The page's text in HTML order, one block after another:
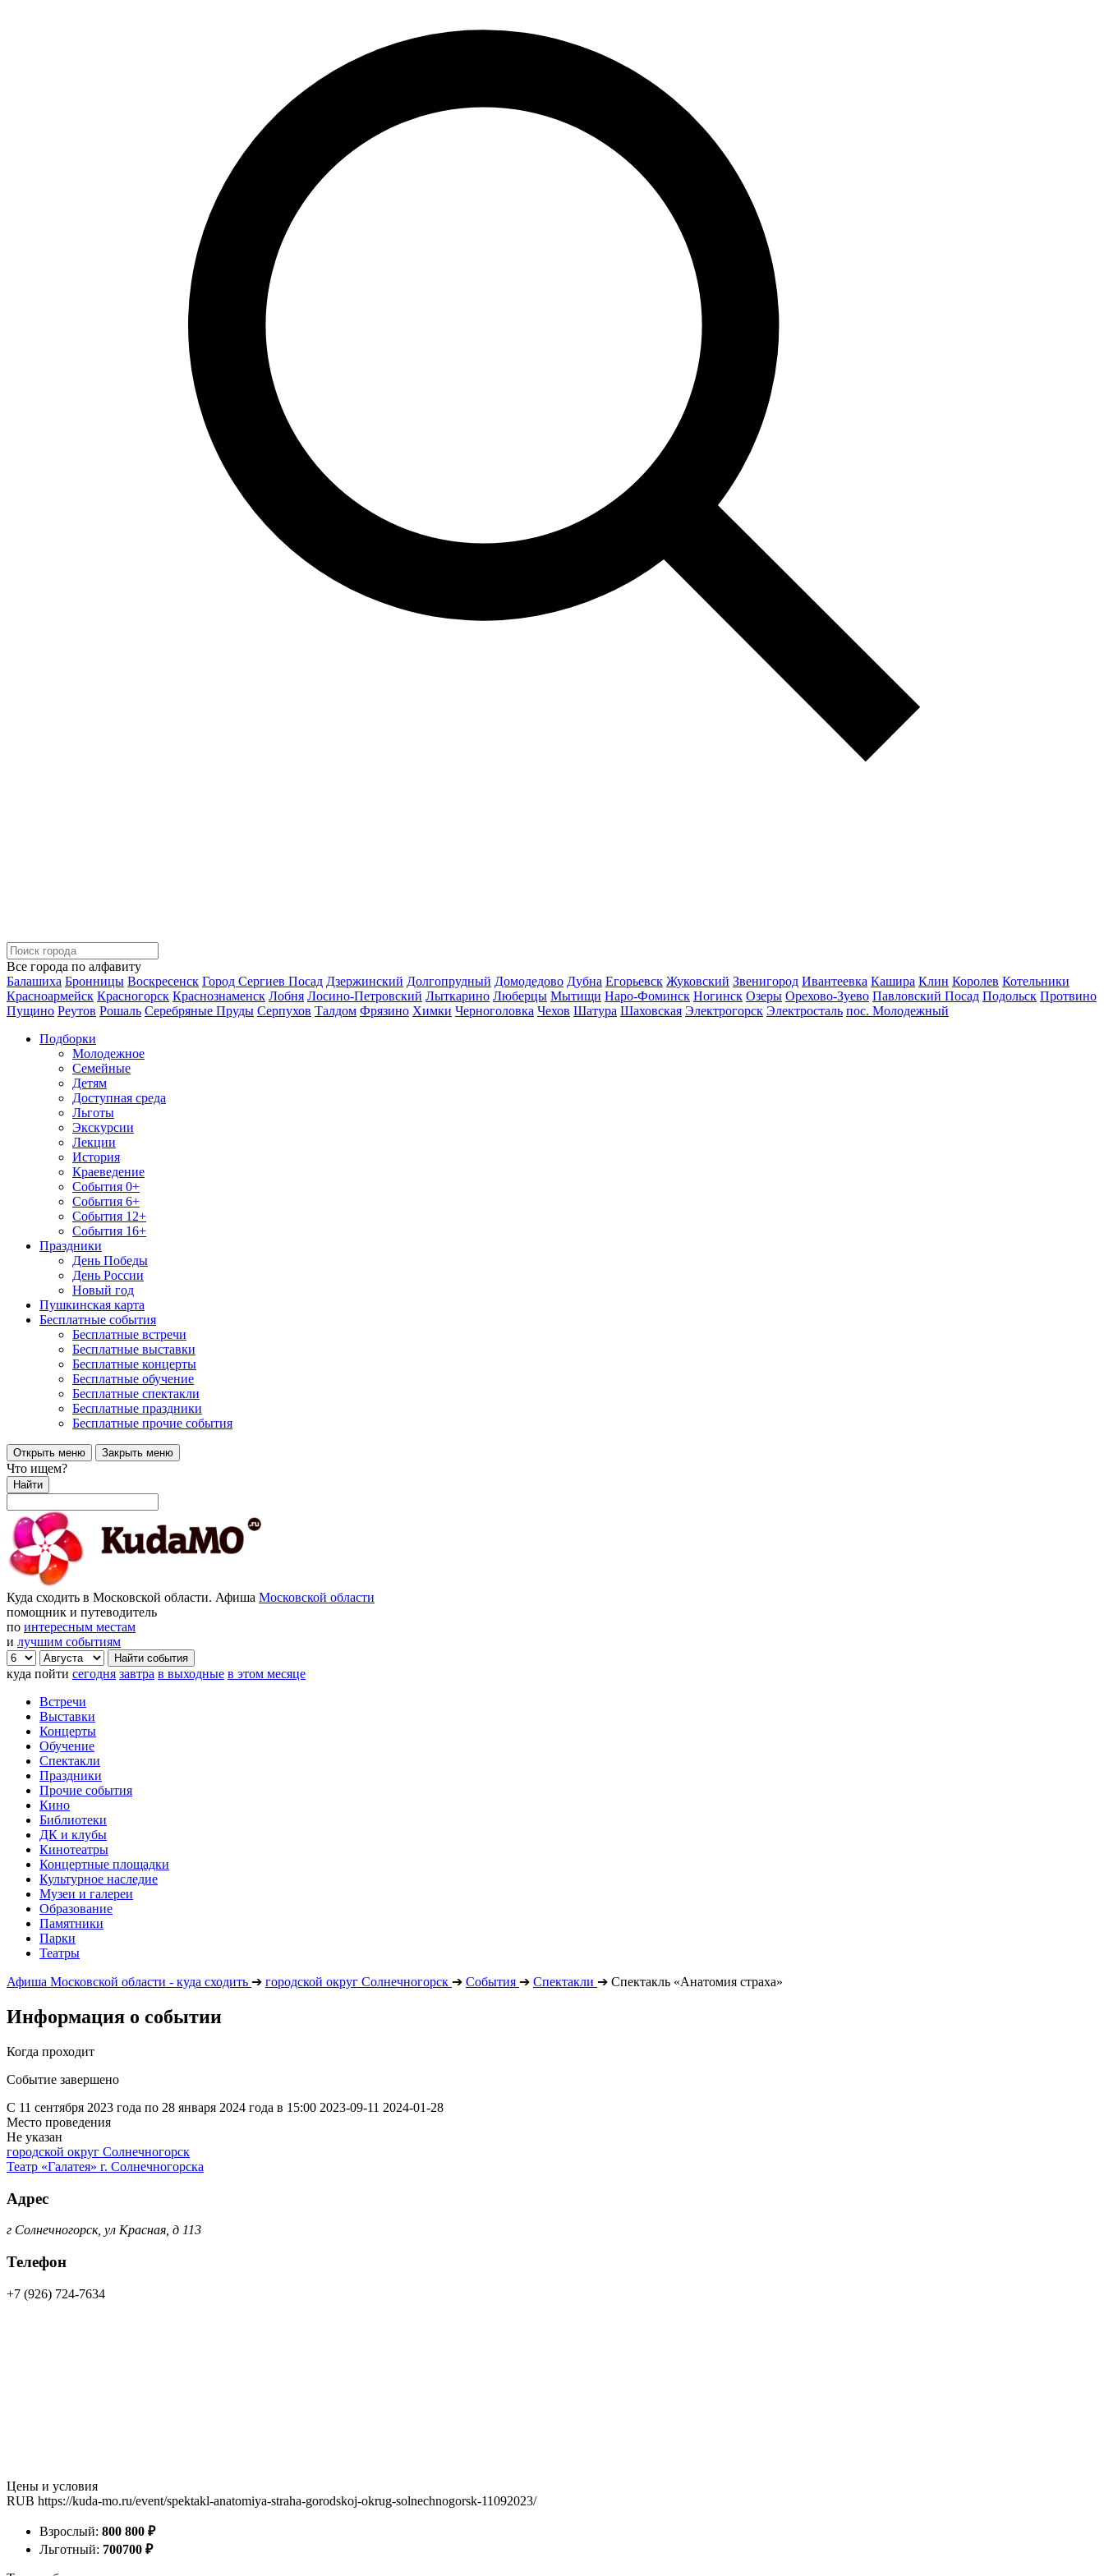
Все города по алфавиту
Балашиха Бронницы Воскресенск Город Сергиев Посад Дзержинский Долгопрудный Домодедово Дубна Егорьевск Жуковский Звенигород Ивантеевка Кашира Клин Королев Котельники
Красноармейск Красногорск Краснознаменск Лобня Лосино-Петровский Лыткарино Люберцы Мытищи Наро-Фоминск Ногинск Озеры Орехово-Зуево Павловский Посад Подольск Протвино
Пущино Реутов Рошаль Серебряные Пруды Серпухов Талдом Фрязино Химки Черноголовка Чехов Шатура Шаховская Электрогорск Электросталь пос. Молодежный
Подборки
Молодежное
Семейные
Детям
Доступная среда
Льготы
Экскурсии
Лекции
История
Краеведение
События 0+
События 6+
События 12+
События 16+
Праздники
День Победы
День России
Новый год
Пушкинская карта
Бесплатные события
Бесплатные встречи
Бесплатные выставки
Бесплатные концерты
Бесплатные обучение
Бесплатные спектакли
Бесплатные праздники
Бесплатные прочие события
Открыть меню Закрыть меню
Что ищем?
Найти
Куда сходить в Московской области. Афиша Московской области
помощник и путеводитель
по интересным местам
и лучшим событиям
куда пойти сегодня завтра в выходные в этом месяце
Встречи
Выставки
Концерты
Обучение
Спектакли
Праздники
Прочие события
Кино
Библиотеки
ДК и клубы
Кинотеатры
Концертные площадки
Культурное наследие
Музеи и галереи
Образование
Памятники
Парки
Театры
Афиша Московской области - куда сходить ➔ городской округ Солнечногорск ➔ События ➔ Спектакли ➔ Спектакль «Анатомия страха»
Информация о событии
Когда проходит
Событие завершено
С 11 сентября 2023 года по 28 января 2024 года в 15:00 2023-09-11 2024-01-28
Место проведения
Не указан
городской округ Солнечногорск
Театр «Галатея» г. Солнечногорска
Адрес
г Солнечногорск, ул Красная, д 113
Телефон
+7 (926) 724-7634
Цены и условия
RUB https://kuda-mo.ru/event/spektakl-anatomiya-straha-gorodskoj-okrug-solnechnogorsk-11092023/
Взрослый: 800 800 ₽
Льготный: 700700 ₽